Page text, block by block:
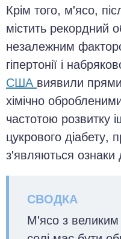
Крім того, м'ясо,
містить рекордний
незалежним
гіпертонії і
США виявили
хімічно
частотою розвитку
цукрового
з'являються ознаки
М'ясо з великим